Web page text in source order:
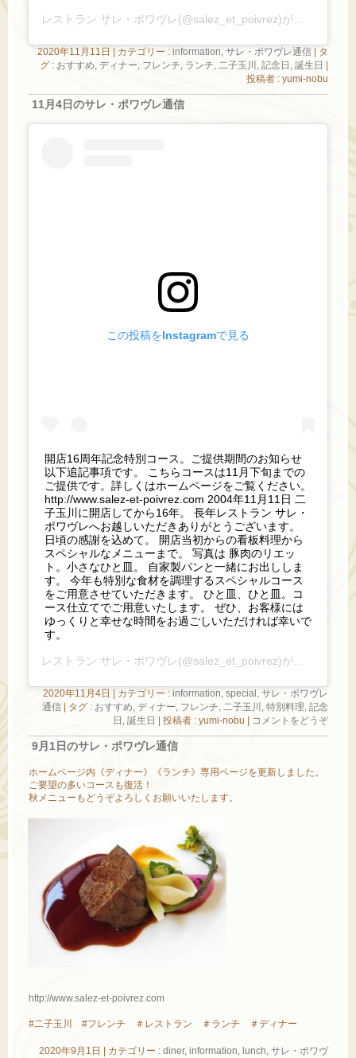
レストラン サレ・ポワヴレ(@salez_et_poivrez)がシェアした投稿 –
2020年11月11日 | カテゴリー : information サレ・ポワヴレ通信 | タ
グ : おすすめ ディナー フレンチ ランチ 二子玉川 記念日 誕生日 |
投稿者 : yumi-nobu
11月4日のサレ・ポワヴレ通信
この投稿をInstagramで見る
開店16周年記念特別コース。ご提供期間のお知らせ
以下追記事項です。 こちらコースは11月下旬までの
ご提供です。詳しくはホームページをご覧ください。
http://www.salez-et-poivrez.com 2004年11月11日 二
子玉川に開店してから16年。 長年レストラン サレ・
ポワヴレへお越しいただきありがとうございます。
日頃の感謝を込めて。 開店当初からの看板料理から
スペシャルなメニューまで。 写真は 豚肉のリエッ
ト。小さなひと皿。 自家製パンと一緒にお出ししま
す。 今年も特別な食材を調理するスペシャルコース
をご用意させていただきます。 ひと皿、ひと皿。コ
ース仕立てでご用意いたします。 ぜひ、お客様には
ゆっくりと幸せな時間をお過ごしいただければ幸いで
す。
レストラン サレ・ポワヴレ(@salez_et_poivrez)がシェアした投稿 –
2020年11月4日 | カテゴリー : information special サレ・ポワヴレ
通信 | タグ : おすすめ ディナー フレンチ 二子玉川 特別料理 記念
日 誕生日 | 投稿者 : yumi-nobu | コメントをどうぞ
9月1日のサレ・ポワヴレ通信
ホームページ内《ディナー》《ランチ》専用ページを更新しました。
ご要望の多いコースも復活！
秋メニューもどうぞよろしくお願いいたします。
http://www.salez-et-poivrez.com
#二子玉川 #フレンチ ＃レストラン ＃ランチ ＃ディナー
2020年9月1日 カテゴリー : diner, information, lunch, サレ・ポワヴ